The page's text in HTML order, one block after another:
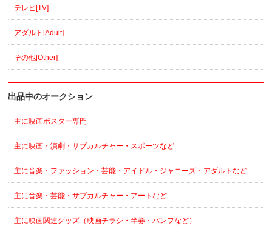
テレビ[TV]
アダルト[Adult]
その他[Other]
出品中のオークション
主に映画ポスター専門
主に映画・演劇・サブカルチャー・スポーツなど
主に音楽・ファッション・芸能・アイドル・ジャニーズ・アダルトなど
主に音楽・芸能・サブカルチャー・アートなど
主に映画関連グッズ（映画チラシ・半券・パンフなど）